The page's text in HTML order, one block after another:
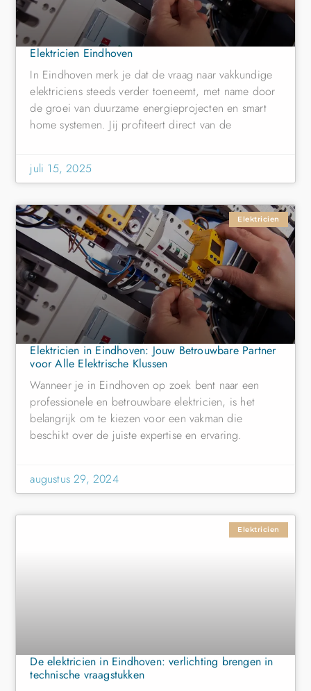
Elektricien Eindhoven
In Eindhoven merk je dat de vraag naar vakkundige
elektriciens steeds verder toeneemt, met name door
de groei van duurzame energieprojecten en smart
home systemen. Jij profiteert direct van de
juli 15, 2025
Elektricien
Elektricien in Eindhoven: Jouw Betrouwbare Partner
voor Alle Elektrische Klussen
Wanneer je in Eindhoven op zoek bent naar een
professionele en betrouwbare elektricien, is het
belangrijk om te kiezen voor een vakman die
beschikt over de juiste expertise en ervaring.
augustus 29, 2024
Elektricien
De elektricien in Eindhoven: verlichting brengen in
technische vraagstukken